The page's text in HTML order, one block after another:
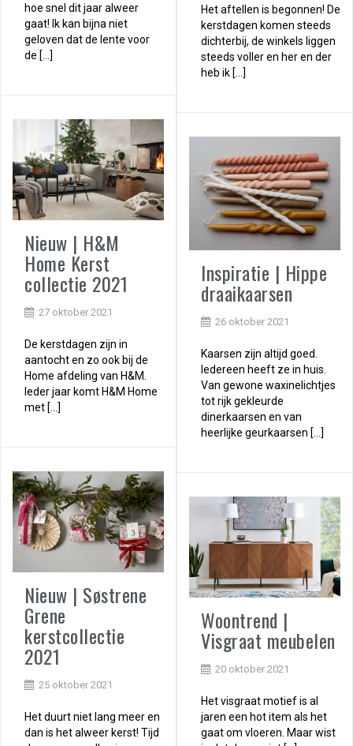
hoe snel dit jaar alweer
gaat! Ik kan bijna niet
geloven dat de lente voor
de […]
Het aftellen is begonnen! De
kerstdagen komen steeds
dichterbij, de winkels liggen
steeds voller en her en der
heb ik […]
Nieuw | H&M
Home Kerst
collectie 2021
27 oktober 2021
De kerstdagen zijn in
aantocht en zo ook bij de
Home afdeling van H&M.
Ieder jaar komt H&M Home
met […]
Inspiratie | Hippe
draaikaarsen
26 oktober 2021
Kaarsen zijn altijd goed.
Iedereen heeft ze in huis.
Van gewone waxinelichtjes
tot rijk gekleurde
dinerkaarsen en van
heerlijke geurkaarsen […]
Nieuw | Søstrene
Grene
kerstcollectie
2021
25 oktober 2021
Het duurt niet lang meer en
dan is het alweer kerst! Tijd
Woontrend |
Visgraat meubelen
20 oktober 2021
Het visgraat motief is al
jaren een hot item als het
gaat om vloeren. Maar wist